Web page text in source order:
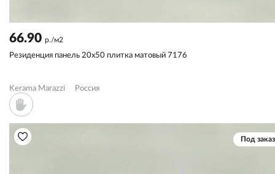
66.90 р./м2
Резиденция панель 20x50 плитка матовый 7176
Kerama Marazzi Россия
Под заказ